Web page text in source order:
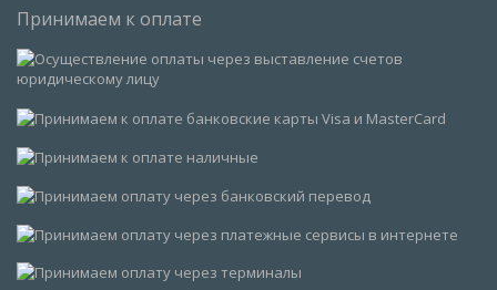
Принимаем к оплате